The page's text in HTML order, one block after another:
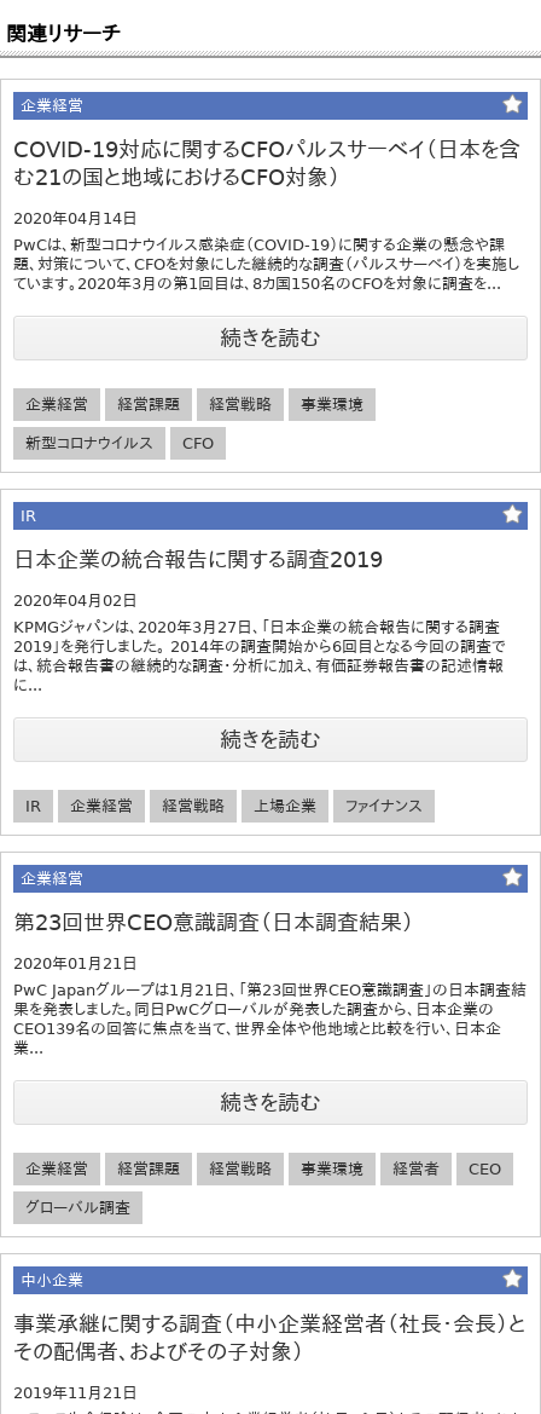
関連リサーチ
企業経営
COVID-19対応に関するCFOパルスサーベイ（日本を含
む21の国と地域におけるCFO対象）
2020年04月14日
PwCは、新型コロナウイルス感染症（COVID-19）に関する企業の懸念や課
題、対策について、CFOを対象にした継続的な調査（パルスサーベイ）を実施し
ています。2020年3月の第1回目は、8カ国150名のCFOを対象に調査を...
続きを読む
企業経営 経営課題 経営戦略 事業環境
新型コロナウイルス CFO
IR
日本企業の統合報告に関する調査2019
2020年04月02日
KPMGジャパンは、2020年3月27日、「日本企業の統合報告に関する調査
2019」を発行しました。 2014年の調査開始から6回目となる今回の調査で
は、統合報告書の継続的な調査・分析に加え、有価証券報告書の記述情報
に...
続きを読む
IR 企業経営 経営戦略 上場企業 ファイナンス
企業経営
第23回世界CEO意識調査（日本調査結果）
2020年01月21日
PwC Japanグループは1月21日、「第23回世界CEO意識調査」の日本調査結
果を発表しました。同日PwCグローバルが発表した調査から、日本企業の
CEO139名の回答に焦点を当て、世界全体や他地域と比較を行い、日本企
業...
続きを読む
企業経営 経営課題 経営戦略 事業環境 経営者 CEO
グローバル調査
中小企業
事業承継に関する調査（中小企業経営者（社長・会長）と
その配偶者、およびその子対象）
2019年11月21日